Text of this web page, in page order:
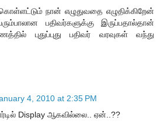
நான் எழுதுவதை எழுதிக்கிறேன்
பதிவர்களுக்கு இருப்பதால்தான்
புதுப்புது பதிவர் வரவுகள் வந்து
4, 2010 at 2:35 PM
Display ஆகவில்லை.. ஏன்..??